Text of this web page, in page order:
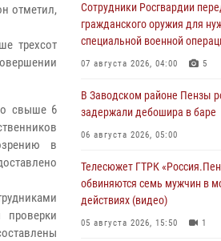
отметил,
трехсот
свыше 6
в
проверки
Сотрудники Росгвардии
гражданского оружия для
специальной военной
07 августа 2026, 04:00 5
В Заводском районе Пензы
задержали дебошира в баре
06 августа 2026, 05:00
Телесюжет ГТРК
обвиняются семь мужчин в
действиях (видео)
05 августа 2026, 15:50 1